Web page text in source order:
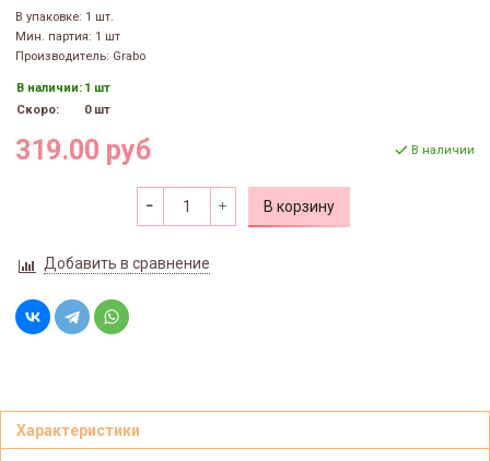
В упаковке: 1 шт.
Мин. партия: 1 шт
Производитель: Grabo
В наличии: 1 шт
Скоро:
0 шт
319.00 руб В наличии
В корзину
Добавить в сравнение
Характеристики